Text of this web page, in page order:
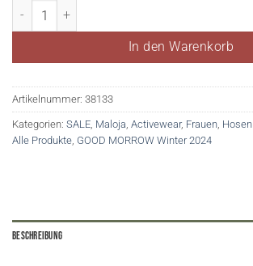
ZengoM. Menge
In den Warenkorb
Artikelnummer: 38133
Kategorien: SALE, Maloja, Activewear, Frauen,
Alle Produkte, GOOD MORROW Winter 2024
Beschreibung